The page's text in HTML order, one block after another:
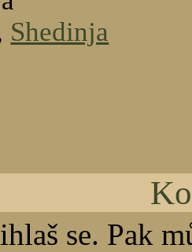
Shedinja
se. Pak